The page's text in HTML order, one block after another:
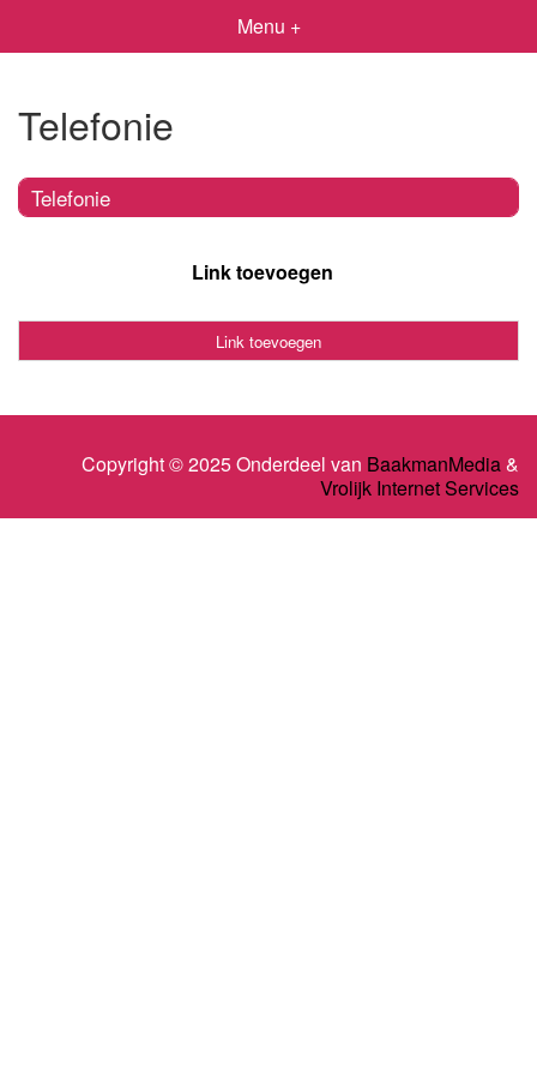
Menu +
Telefonie
Telefonie
Link toevoegen
Link toevoegen
Copyright © 2025 Onderdeel van BaakmanMedia&
Vrolijk Internet Services